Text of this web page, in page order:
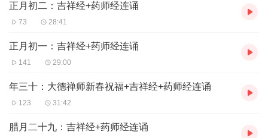
正月初二：吉祥经+药师经连诵
73 28:41
正月初一：吉祥经+药师经连诵
141 29:00
年三十：大德禅师新春祝福+吉祥经+药师经连诵
123 31:42
腊月二十九：吉祥经+药师经连诵